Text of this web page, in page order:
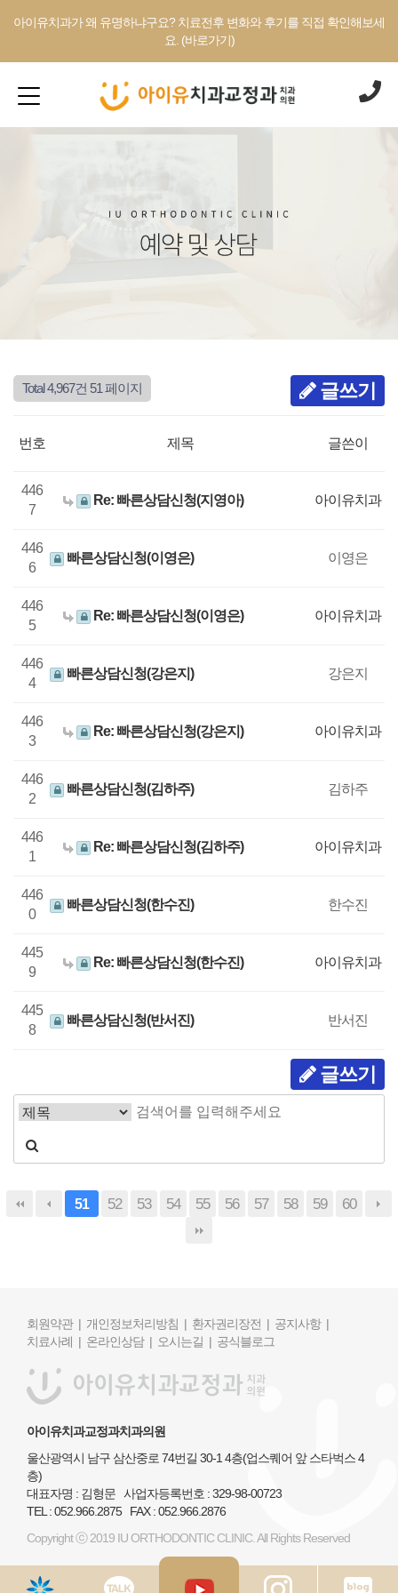
아이유치과가 왜 유명하냐구요? 치료전후 변화와 후기를 직접 확인해보세
요. (바로가기)
Total 4,967건 51 페이지 글쓰기
번호 제목 글쓴이
446
7
Re: 빠른상담신청(지영아) 아이유치과
446
6
빠른상담신청(이영은) 이영은
446
5
Re: 빠른상담신청(이영은) 아이유치과
446
4
빠른상담신청(강은지) 강은지
446
3
Re: 빠른상담신청(강은지) 아이유치과
446
2
빠른상담신청(김하주) 김하주
446
1
Re: 빠른상담신청(김하주) 아이유치과
446
0
빠른상담신청(한수진) 한수진
445
9
Re: 빠른상담신청(한수진) 아이유치과
445
8
빠른상담신청(반서진) 반서진
글쓰기
51 52 53 54 55 56 57 58 59 60
회원약관 | 개인정보처리방침 | 환자권리장전 | 공지사항 |
치료사례 | 온라인상담 | 오시는길 | 공식블로그
아이유치과교정과치과의원
울산광역시 남구 삼산중로 74번길 30-1 4층(업스퀘어 앞 스타벅스 4
층)
대표자명 : 김형문 사업자등록번호 : 329-98-00723
TEL : 052.966.2875 FAX : 052.966.2876
Copyright ⓒ 2019 IU ORTHODONTIC CLINIC. All Rights Reserved